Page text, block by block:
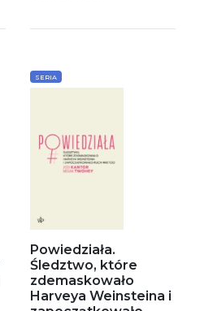
SERIA
Powiedziała.
Śledztwo, które
zdemaskowało
Harveya Weinsteina i